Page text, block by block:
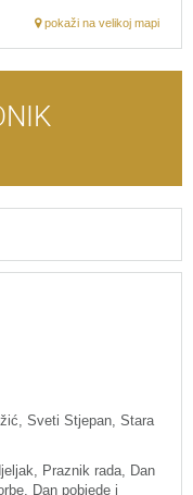
pokaži na velikoj mapi
Sveti Stjepan, Stara
Praznik rada, Dan
Dan pobjede i